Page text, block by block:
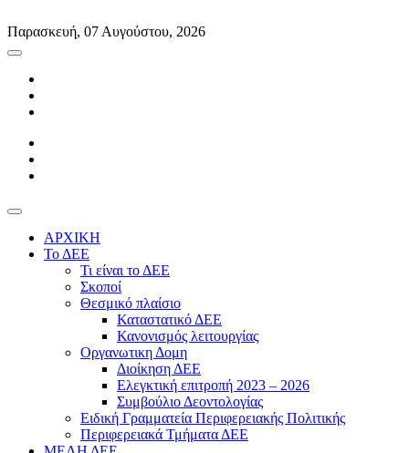
to
content
Παρασκευή, 07 Αυγούστου, 2026
ΑΡΧΙΚΗ
Το ΔΕΕ
Τι είναι το ΔΕΕ
Σκοποί
Θεσμικό πλαίσιο
Καταστατικό ΔΕΕ
Κανονισμός λειτουργίας
Οργανωτικη Δομη
Διοίκηση ΔΕΕ
Ελεγκτική επιτροπή 2023 – 2026
Συμβούλιο Δεοντολογίας
Ειδική Γραμματεία Περιφερειακής Πολιτικής
Περιφερειακά Τμήματα ΔΕΕ